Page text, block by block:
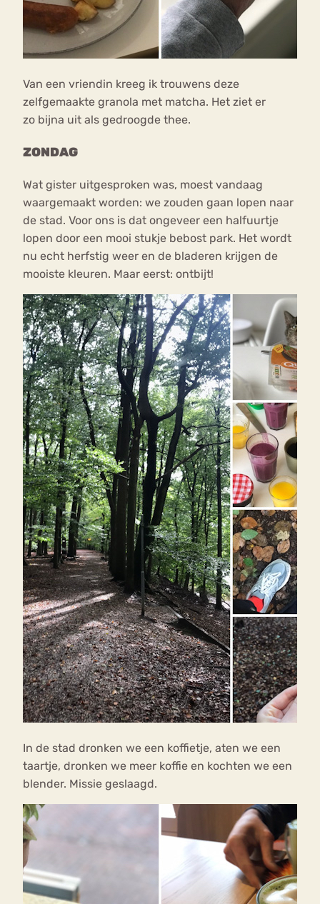
Van een vriendin kreeg ik trouwens deze
zelfgemaakte granola met matcha. Het ziet er
zo bijna uit als gedroogde thee.
ZONDAG
Wat gister uitgesproken was, moest vandaag
waargemaakt worden: we zouden gaan lopen naar
de stad. Voor ons is dat ongeveer een halfuurtje
lopen door een mooi stukje bebost park. Het wordt
nu echt herfstig weer en de bladeren krijgen de
mooiste kleuren. Maar eerst: ontbijt!
In de stad dronken we een koffietje, aten we een
taartje, dronken we meer koffie en kochten we een
blender. Missie geslaagd.